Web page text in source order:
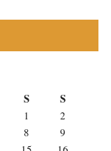
S S
1
2
8
9